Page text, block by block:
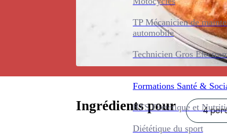
TP Mécanicien de
automobile
Technicien Gros
Formations Santé &
BTS Diététique et
Diététique du sport
Ingrédients pour 4